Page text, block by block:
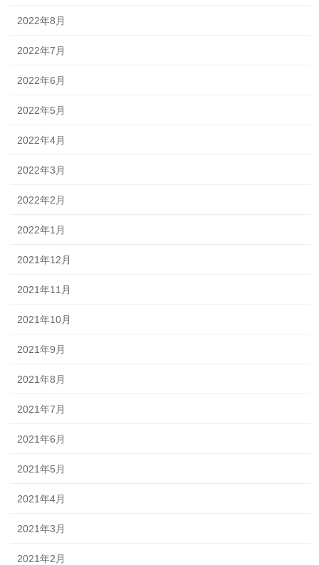
2022年8月
2022年7月
2022年6月
2022年5月
2022年4月
2022年3月
2022年2月
2022年1月
2021年12月
2021年11月
2021年10月
2021年9月
2021年8月
2021年7月
2021年6月
2021年5月
2021年4月
2021年3月
2021年2月